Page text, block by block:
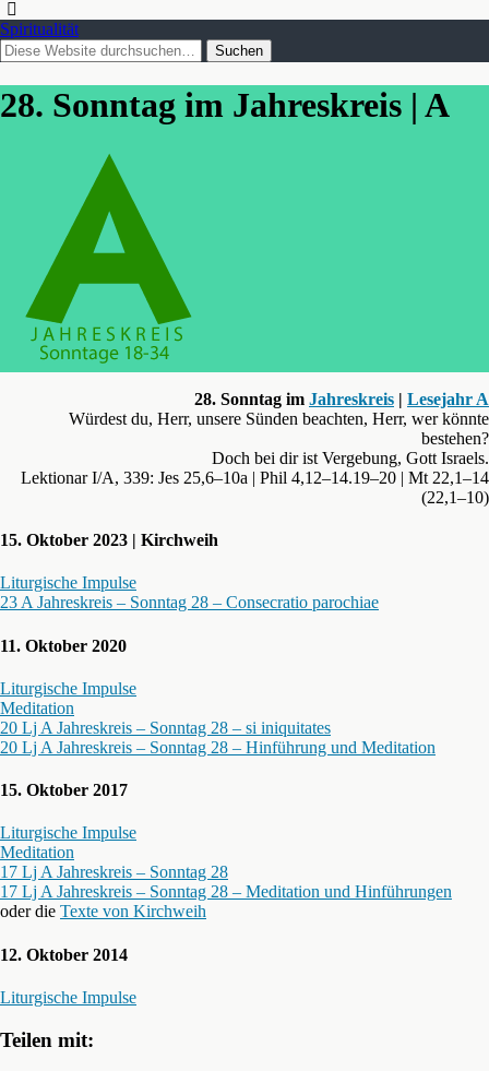
Spiritualität
28. Sonntag im Jahreskreis | A
28. Sonntag im Jahreskreis | Lesejahr A
Würdest du, Herr, unsere Sünden beachten, Herr, wer könnte
bestehen?
Doch bei dir ist Vergebung, Gott Israels.
Lektionar I/A, 339: Jes 25,6–10a | Phil 4,12–14.19–20 | Mt 22,1–14
(22,1–10)
15. Oktober 2023 | Kirchweih
Liturgische Impulse
23 A Jahreskreis – Sonntag 28 – Consecratio parochiae
11. Oktober 2020
Liturgische Impulse
Meditation
20 Lj A Jahreskreis – Sonntag 28 – si iniquitates
20 Lj A Jahreskreis – Sonntag 28 – Hinführung und Meditation
15. Oktober 2017
Liturgische Impulse
Meditation
17 Lj A Jahreskreis – Sonntag 28
17 Lj A Jahreskreis – Sonntag 28 – Meditation und Hinführungen
oder die Texte von Kirchweih
12. Oktober 2014
Liturgische Impulse
Teilen mit: